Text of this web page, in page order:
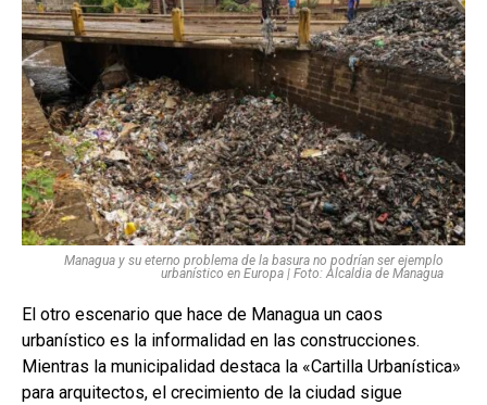
Managua y su eterno problema de la basura no podrían ser ejemplo
urbanístico en Europa | Foto: Alcaldia de Managua
El otro escenario que hace de Managua un caos
urbanístico es la informalidad en las construcciones.
Mientras la municipalidad destaca la «Cartilla Urbanística»
para arquitectos, el crecimiento de la ciudad sigue